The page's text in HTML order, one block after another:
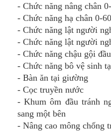
- Chức năng nâng chân
- Chức năng hạ chân 0-
- Chức năng lật người
- Chức năng lật người
- Chức năng chậu gội
- Chức năng bô vệ sinh
- Bàn ăn tại giường
- Cọc truyền nước
- Khum ôm đầu tránh
sang một bên
- Nâng cao mông chống